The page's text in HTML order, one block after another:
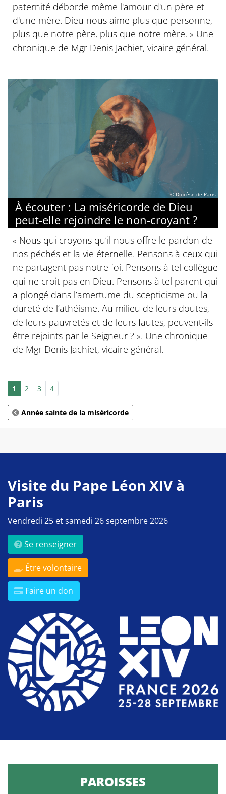
paternité déborde même l'amour d'un père et
d'une mère. Dieu nous aime plus que personne,
plus que notre père, plus que notre mère. » Une
chronique de Mgr Denis Jachiet, vicaire général.
© Diocèse de Paris
À écouter : La miséricorde de Dieu
peut-elle rejoindre le non-croyant ?
« Nous qui croyons qu’il nous offre le pardon de
nos péchés et la vie éternelle. Pensons à ceux qui
ne partagent pas notre foi. Pensons à tel collègue
qui ne croit pas en Dieu. Pensons à tel parent qui
a plongé dans l’amertume du scepticisme ou la
dureté de l’athéisme. Au milieu de leurs doutes,
de leurs pauvretés et de leurs fautes, peuvent-ils
être rejoints par le Seigneur ? ». Une chronique
de Mgr Denis Jachiet, vicaire général.
1 2 3 4
Année sainte de la miséricorde
Visite du Pape Léon XIV à
Paris
Vendredi 25 et samedi 26 septembre 2026
Se renseigner
Être volontaire
Faire un don
PAROISSES